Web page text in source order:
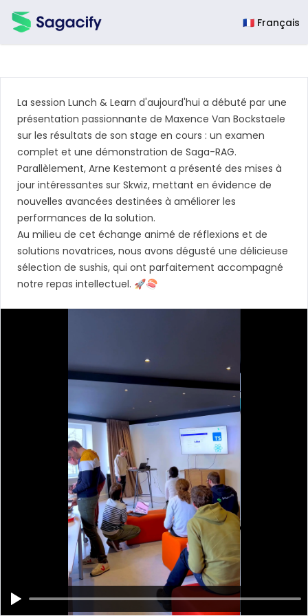
Sagacify 🇫🇷 Français
La session Lunch & Learn d'aujourd'hui a débuté par une
présentation passionnante de Maxence Van Bockstaele
sur les résultats de son stage en cours : un examen
complet et une démonstration de Saga-RAG.
Parallèlement, Arne Kestemont a présenté des mises à
jour intéressantes sur Skwiz, mettant en évidence de
nouvelles avancées destinées à améliorer les
performances de la solution.
Au milieu de cet échange animé de réflexions et de
solutions novatrices, nous avons dégusté une délicieuse
sélection de sushis, qui ont parfaitement accompagné
notre repas intellectuel. 🚀🍣